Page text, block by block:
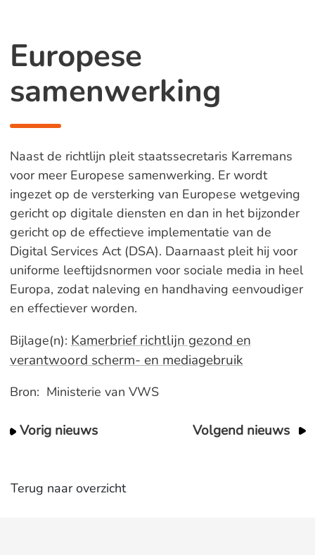
Europese
samenwerking
Naast de richtlijn pleit staatssecretaris Karremans
voor meer Europese samenwerking. Er wordt
ingezet op de versterking van Europese wetgeving
gericht op digitale diensten en dan in het bijzonder
gericht op de effectieve implementatie van de
Digital Services Act (DSA). Daarnaast pleit hij voor
uniforme leeftijdsnormen voor sociale media in heel
Europa, zodat naleving en handhaving eenvoudiger
en effectiever worden.
Bijlage(n): Kamerbrief richtlijn gezond en
verantwoord scherm- en mediagebruik
Bron: Ministerie van VWS
Vorig nieuws Volgend nieuws
Terug naar overzicht